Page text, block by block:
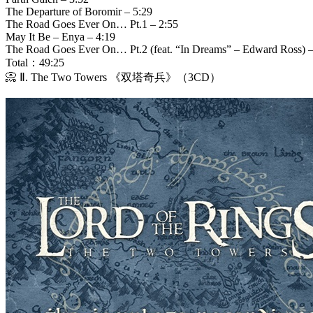
The Departure of Boromir – 5:29
The Road Goes Ever On… Pt.1 – 2:55
May It Be – Enya – 4:19
The Road Goes Ever On… Pt.2 (feat. “In Dreams” – Edward Ross)
Total：49:25
📀 Ⅱ. The Two Towers 《双塔奇兵》（3CD）